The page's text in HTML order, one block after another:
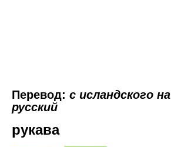
Перевод: с исландского на
русский
рукава